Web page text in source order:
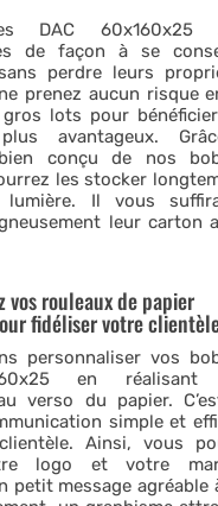
DAC 60x160x25
de façon à se
perdre leurs
prenez aucun risque
lots pour
avantageux.
bien conçu de nos
les stocker
lumière. Il vous
leur carton
vos rouleaux de papier
fidéliser votre
personnaliser vos
en réalisant
verso du papier.
simple et
Ainsi, vous
logo et votre
petit message agréable